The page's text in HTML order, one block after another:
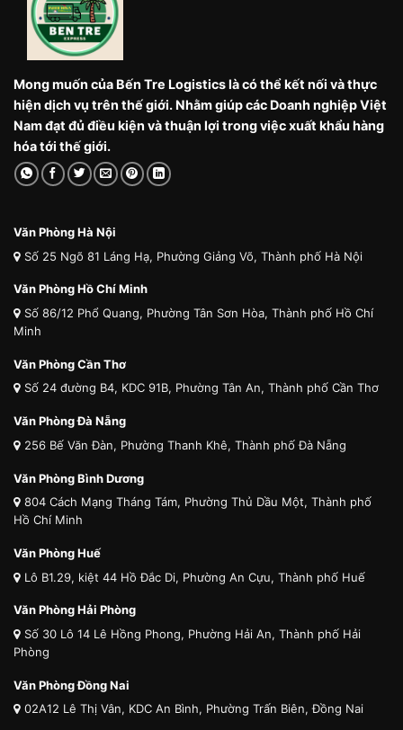
Mong muốn của Bến Tre Logistics là có thể kết nối và thực
hiện dịch vụ trên thế giới. Nhằm giúp các Doanh nghiệp Việt
Nam đạt đủ điều kiện và thuận lợi trong việc xuất khẩu hàng
hóa tới thế giới.
Văn Phòng Hà Nội
Số 25 Ngõ 81 Láng Hạ, Phường Giảng Võ, Thành phố Hà Nội
Văn Phòng Hồ Chí Minh
Số 86/12 Phổ Quang, Phường Tân Sơn Hòa, Thành phố Hồ Chí
Minh
Văn Phòng Cần Thơ
Số 24 đường B4, KDC 91B, Phường Tân An, Thành phố Cần Thơ
Văn Phòng Đà Nẵng
256 Bế Văn Đàn, Phường Thanh Khê, Thành phố Đà Nẵng
Văn Phòng Bình Dương
804 Cách Mạng Tháng Tám, Phường Thủ Dầu Một, Thành phố
Hồ Chí Minh
Văn Phòng Huế
Lô B1.29, kiệt 44 Hồ Đắc Di, Phường An Cựu, Thành phố Huế
Văn Phòng Hải Phòng
Số 30 Lô 14 Lê Hồng Phong, Phường Hải An, Thành phố Hải
Phòng
Văn Phòng Đồng Nai
02A12 Lê Thị Vân, KDC An Bình, Phường Trấn Biên, Đồng Nai